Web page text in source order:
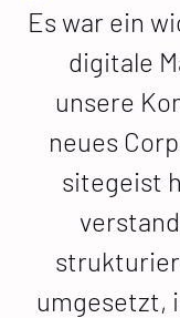
Es war ein
digitale
unsere
neues
sitegeist
umgesetzt,